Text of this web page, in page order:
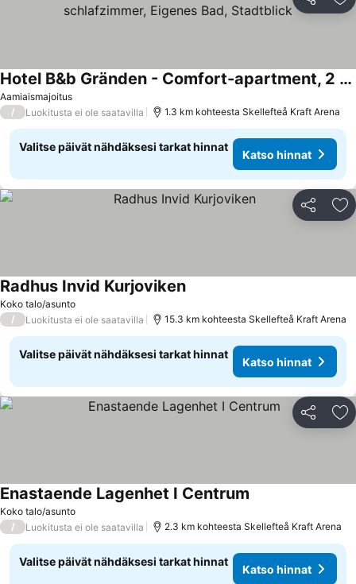
Jaa
Aamiaismajoitus
Hotel B&b Gränden - Comfort-apartment, 2 schlafzimmer, Eigenes Bad, Stadtblick
Katso hinnat
/ Luokitusta ei ole saatavilla 1.3 km kohteesta Skellefteå Kraft Arena
Valitse päivät nähdäksesi tarkat hinnat
Katso hinnat
Jaa
Koko talo/asunto
Radhus Invid KurjovikenKatso hinnat
/ Luokitusta ei ole saatavilla 15.3 km kohteesta Skellefteå Kraft Arena
Valitse päivät nähdäksesi tarkat hinnat
Katso hinnat
Jaa
Koko talo/asunto
Enastaende Lagenhet I Centrum
/ Luokitusta ei ole saatavilla 2.3 km kohteesta Skellefteå Kraft Arena
Valitse päivät nähdäksesi tarkat hinnat
Katso hinnat